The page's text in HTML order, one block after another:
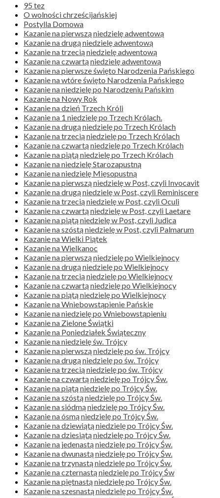
95 tez
O wolności chrześcijańskiej
Postylla Domowa
Kazanie na pierwszą niedzielę adwentową
Kazanie na drugą niedzielę adwentową
Kazanie na trzecią niedzielę adwentową
Kazanie na czwartą niedzielę adwentową
Kazanie na pierwsze święto Narodzenia Pańskiego
Kazanie na wtóre święto Narodzenia Pańskiego
Kazanie na niedzielę po Narodzeniu Pańskim
Kazanie na Nowy Rok
Kazanie na dzień Trzech Króli
Kazanie na 1 niedzielę po Trzech Królach.
Kazanie na drugą niedzielę po Trzech Królach
Kazanie na trzecią niedzielę po Trzech Królach
Kazanie na czwartą niedzielę po Trzech Królach
Kazanie na piątą niedzielę po Trzech Królach
Kazanie na niedzielę Starozapustną
Kazanie na niedzielę Mięsopustną
Kazanie na pierwszą niedzielę w Post, czyli Invocavit
Kazanie na drugą niedzielę w Post, czyli Reminiscere
Kazanie na trzecią niedzielę w Post, czyli Oculi
Kazanie na czwartą niedzielę w Post, czyli Laetare
Kazanie na piątą niedzielę w Post, czyli Judica
Kazanie na szóstą niedzielę w Post, czyli Palmarum
Kazanie na Wielki Piątek
Kazanie na Wielkanoc
Kazanie na pierwszą niedzielę po Wielkiejnocy
Kazanie na drugą niedzielę po Wielkiejnocy
Kazanie na trzecią niedzielę po Wielkiejnocy
Kazanie na czwartą niedzielę po Wielkiejnocy
Kazanie na piątą niedzielę po Wielkiejnocy
Kazanie na Wniebowstąpienie Pańskie
Kazanie na niedzielę po Wniebowstąpieniu
Kazanie na Zielone Świątki
Kazanie na Poniedziałek Świąteczny
Kazanie na niedzielę św. Trójcy
Kazanie na pierwszą niedzielę po św. Trójcy
Kazanie na drugą niedzielę po św. Trójcy
Kazanie na trzecią niedzielę po św. Trójcy
Kazanie na czwartą niedzielę po Trójcy Św.
Kazanie na piątą niedzielę po Trójcy Św.
Kazanie na szóstą niedzielę po Trójcy Św.
Kazanie na siódmą niedzielę po Trójcy Św.
Kazanie na ósmą niedzielę po Trójcy Św.
Kazanie na dziewiątą niedzielę po Trójcy Św.
Kazanie na dziesiątą niedzielę po Trójcy Św.
Kazanie na jedenastą niedzielę po Trójcy Św.
Kazanie na dwunastą niedzielę po Trójcy Św.
Kazanie na trzynastą niedzielę po Trójcy Św.
Kazanie na czternastą niedzielę po Trójcy Św
Kazanie na piętnastą niedzielę po Trójcy Św.
Kazanie na szesnastą niedzielę po Trójcy Św.